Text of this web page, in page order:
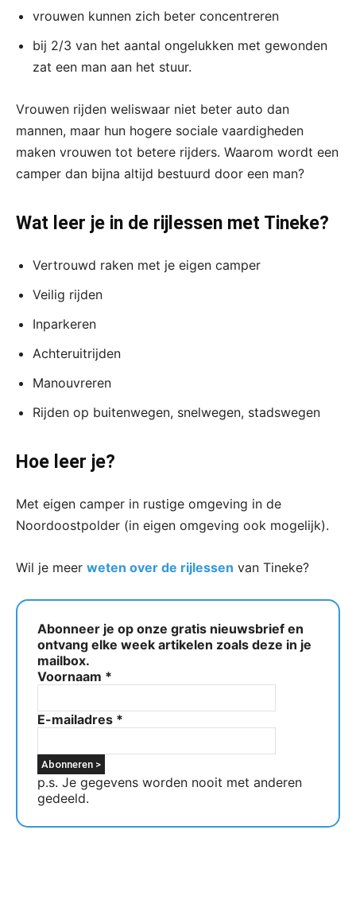
vrouwen kunnen zich beter concentreren
bij 2/3 van het aantal ongelukken met gewonden
zat een man aan het stuur.
Vrouwen rijden weliswaar niet beter auto dan
mannen, maar hun hogere sociale vaardigheden
maken vrouwen tot betere rijders. Waarom wordt een
camper dan bijna altijd bestuurd door een man?
​Wat leer je in de rijlessen met Tineke?
Vertrouwd raken met je eigen camper
Veilig rijden
Inparkeren
Achteruitrijden
Manouvreren
Rijden op buitenwegen, snelwegen, stadswegen
Hoe leer je?
Met eigen camper in rustige omgeving in de
Noordoostpolder (in eigen omgeving ook mogelijk).
Wil je meer weten over de rijlessen van Tineke?
Abonneer je op onze gratis nieuwsbrief en
ontvang elke week artikelen zoals deze in je
mailbox.
Voornaam *
E-mailadres *
p.s. Je gegevens worden nooit met anderen
gedeeld.